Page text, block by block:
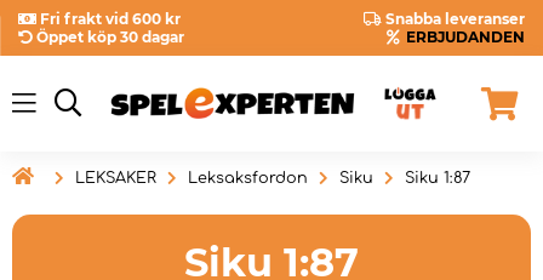
Fri frakt vid 600 kr
Snabba leveranser
Öppet köp 30 dagar
ERBJUDANDEN
 LEKSAKER Leksaksfordon Siku Siku 1:87
Siku 1:87